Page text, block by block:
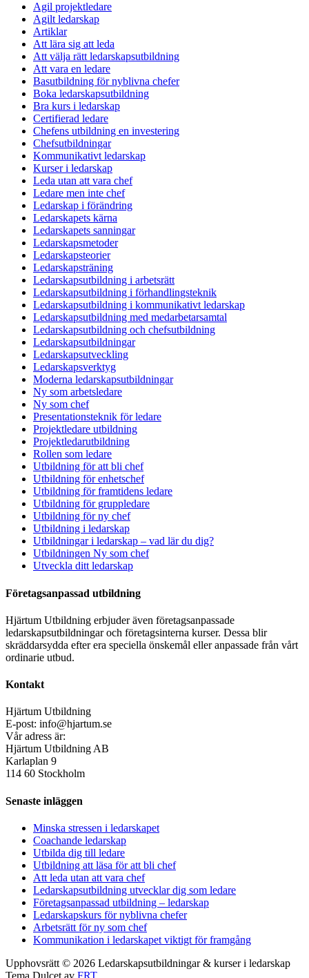
Agil projektledare
Agilt ledarskap
Artiklar
Att lära sig att leda
Att välja rätt ledarskapsutbildning
Att vara en ledare
Basutbildning för nyblivna chefer
Boka ledarskapsutbildning
Bra kurs i ledarskap
Certifierad ledare
Chefens utbildning en investering
Chefsutbildningar
Kommunikativt ledarskap
Kurser i ledarskap
Leda utan att vara chef
Ledare men inte chef
Ledarskap i förändring
Ledarskapets kärna
Ledarskapets sanningar
Ledarskapsmetoder
Ledarskapsteorier
Ledarskapsträning
Ledarskapsutbildning i arbetsrätt
Ledarskapsutbildning i förhandlingsteknik
Ledarskapsutbildning i kommunikativt ledarskap
Ledarskapsutbildning med medarbetarsamtal
Ledarskapsutbildning och chefsutbildning
Ledarskapsutbildningar
Ledarskapsutveckling
Ledarskapsverktyg
Moderna ledarskapsutbildningar
Ny som arbetsledare
Ny som chef
Presentationsteknik för ledare
Projektledare utbildning
Projektledarutbildning
Rollen som ledare
Utbildning för att bli chef
Utbildning för enhetschef
Utbildning för framtidens ledare
Utbildning för gruppledare
Utbildning för ny chef
Utbildning i ledarskap
Utbildningar i ledarskap – vad lär du dig?
Utbildningen Ny som chef
Utveckla ditt ledarskap
Företagsanpassad utbildning
Hjärtum Utbildning erbjuder även företagsanpassade
ledarskapsutbildningar och företagsinterna kurser. Dessa blir
skräddarsydda efter era speciella önskemål eller anpassade från vårt
ordinarie utbud.
Kontakt
Hjärtum Utbildning
E-post: info@hjartum.se
Vår adress är:
Hjärtum Utbildning AB
Karlaplan 9
114 60 Stockholm
Senaste inläggen
Minska stressen i ledarskapet
Coachande ledarskap
Utbilda dig till ledare
Utbildning att läsa för att bli chef
Att leda utan att vara chef
Ledarskapsutbildning utvecklar dig som ledare
Företagsanpassad utbildning – ledarskap
Ledarskapskurs för nyblivna chefer
Arbetsrätt för ny som chef
Kommunikation i ledarskapet viktigt för framgång
Upphovsrätt © 2026 Ledarskapsutbildningar & kurser i ledarskap
Tema Dulcet av FRT